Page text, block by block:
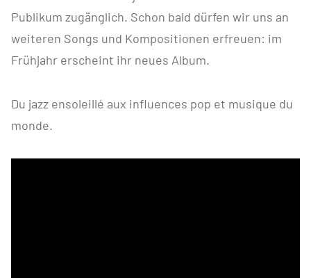
Publikum zugänglich. Schon bald dürfen wir uns an
weiteren Songs und Kompositionen erfreuen: im
Frühjahr erscheint ihr neues Album.
Du jazz ensoleillé aux influences pop et musique du
monde.